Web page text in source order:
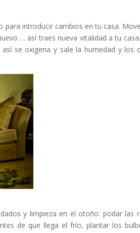
introducir cambios en tu casa.
… así traes nueva vitalidad a tu
se oxigena y sale la humedad y los
y limpieza en el otoño: podar las
de que llega el frío, plantar los